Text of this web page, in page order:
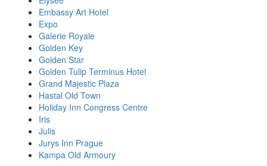
Embassy Art Hotel
Expo
Galerie Royale
Golden Key
Golden Star
Golden Tulip Terminus Hotel
Grand Majestic Plaza
Hastal Old Town
Holiday Inn Congress Centre
Iris
Julis
Jurys Inn Prague
Kampa Old Armoury